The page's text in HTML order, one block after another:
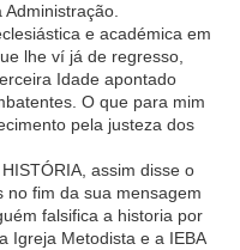
e académica em
lhe ví já de regresso,
Idade apontado
O que para mim
pela justeza dos
assim disse o
no fim da sua mensagem
falsifica a historia por
Igreja Metodista e a IEBA